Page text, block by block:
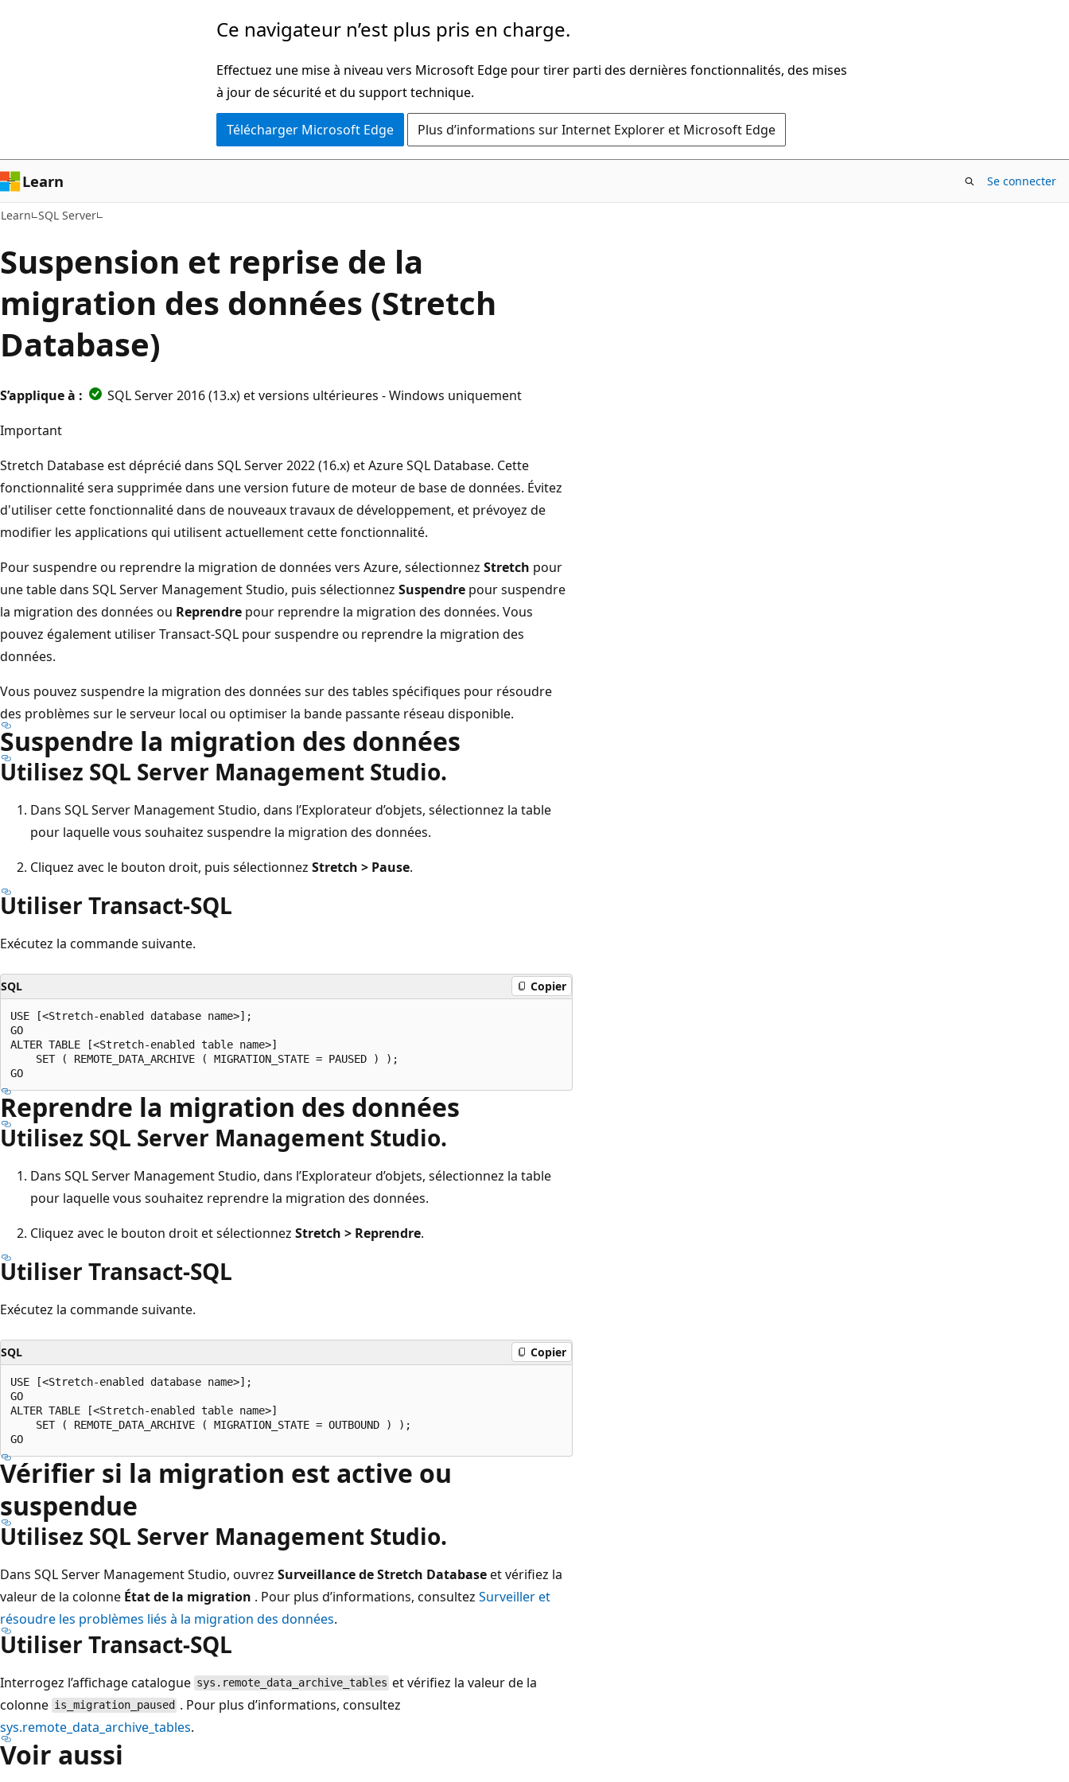
Ce navigateur n’est plus pris en charge.
Effectuez une mise à niveau vers Microsoft Edge pour tirer parti des dernières fonctionnalités, des mises
à jour de sécurité et du support technique.
Télécharger Microsoft Edge Plus d’informations sur Internet Explorer et Microsoft Edge
Learn Se connecter
Learn SQL Server
Suspension et reprise de la
migration des données (Stretch
Database)
S’applique à :
SQL Server 2016 (13.x) et versions ultérieures - Windows uniquement
Important
Stretch Database est déprécié dans SQL Server 2022 (16.x) et Azure SQL Database. Cette
fonctionnalité sera supprimée dans une version future de moteur de base de données. Évitez
d'utiliser cette fonctionnalité dans de nouveaux travaux de développement, et prévoyez de
modifier les applications qui utilisent actuellement cette fonctionnalité.
Pour suspendre ou reprendre la migration de données vers Azure, sélectionnez Stretch pour
une table dans SQL Server Management Studio, puis sélectionnez Suspendre pour suspendre
la migration des données ou Reprendre pour reprendre la migration des données. Vous
pouvez également utiliser Transact-SQL pour suspendre ou reprendre la migration des
données.
Vous pouvez suspendre la migration des données sur des tables spécifiques pour résoudre
des problèmes sur le serveur local ou optimiser la bande passante réseau disponible.
Suspendre la migration des données
Utilisez SQL Server Management Studio.
Dans SQL Server Management Studio, dans l’Explorateur d’objets, sélectionnez la table
pour laquelle vous souhaitez suspendre la migration des données.
Cliquez avec le bouton droit, puis sélectionnez Stretch > Pause.
Utiliser Transact-SQL
Exécutez la commande suivante.
SQL Copier
USE [<Stretch-enabled database name>];
GO
ALTER TABLE [<Stretch-enabled table name>]
    SET ( REMOTE_DATA_ARCHIVE ( MIGRATION_STATE = PAUSED ) );
Reprendre la migration des données
Utilisez SQL Server Management Studio.
Dans SQL Server Management Studio, dans l’Explorateur d’objets, sélectionnez la table
pour laquelle vous souhaitez reprendre la migration des données.
Cliquez avec le bouton droit et sélectionnez Stretch > Reprendre.
Utiliser Transact-SQL
Exécutez la commande suivante.
SQL Copier
USE [<Stretch-enabled database name>];
GO
ALTER TABLE [<Stretch-enabled table name>]
    SET ( REMOTE_DATA_ARCHIVE ( MIGRATION_STATE = OUTBOUND ) );
Vérifier si la migration est active ou
suspendue
Utilisez SQL Server Management Studio.
Dans SQL Server Management Studio, ouvrez Surveillance de Stretch Databaseet vérifiez la
valeur de la colonne État de la migration . Pour plus d’informations, consultez Surveiller et
résoudre les problèmes liés à la migration des données.
Utiliser Transact-SQL
Interrogez l’affichage catalogue sys.remote_data_archive_tables et vérifiez la valeur de la
colonne is_migration_paused . Pour plus d’informations, consultez
sys.remote_data_archive_tables.
Voir aussi